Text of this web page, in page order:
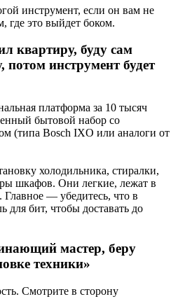
инструмент, если он вам не
где это выйдет боком.
квартиру, буду сам
потом инструмент будет
платформа за 10 тысяч
бытовой набор со
(типа Bosch IXO или аналоги от
холодильника, стиралки,
шкафов. Они легкие, лежат в
Главное — убедитесь, что в
для бит, чтобы доставать до
мастер, беру
техники»
Смотрите в сторону